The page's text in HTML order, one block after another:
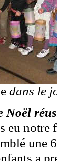
dans le
Noël
eu notre
une
a